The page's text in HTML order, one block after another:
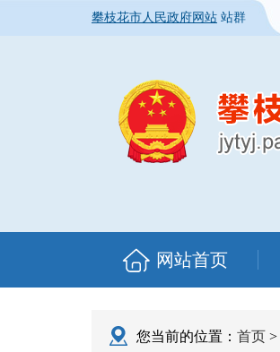
攀枝花市人民政府网站 站群
网站首页
您当前的位置： 首页 >